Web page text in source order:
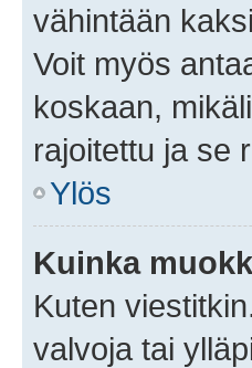
vähintään
Voit myös
koskaan,
rajoitettu ja se
Ylös
Kuinka
Kuten
valvoja tai